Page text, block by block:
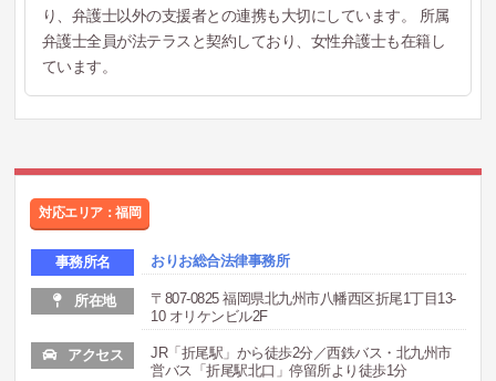
り、弁護士以外の支援者との連携も大切にしています。 所属
弁護士全員が法テラスと契約しており、女性弁護士も在籍し
ています。
対応エリア：福岡
事務所名 おりお総合法律事務所
所在地
〒807-0825 福岡県北九州市八幡西区折尾1丁目13-
10 オリケンビル2F
アクセス
JR「折尾駅」から徒歩2分／西鉄バス・北九州市
営バス「折尾駅北口」停留所より徒歩1分